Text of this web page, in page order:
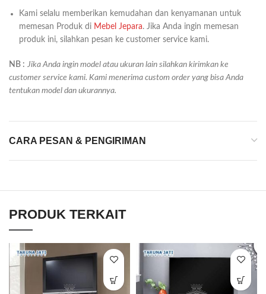
Kami selalu memberikan kemudahan dan kenyamanan untuk
memesan Produk di Mebel Jepara. Jika Anda ingin memesan
produk ini, silahkan pesan ke customer service kami.
NB : Jika Anda ingin model atau ukuran lain silahkan kirimkan ke
customer service kami. Kami menerima custom order yang bisa Anda
tentukan model dan ukurannya.
CARA PESAN & PENGIRIMAN
PRODUK TERKAIT